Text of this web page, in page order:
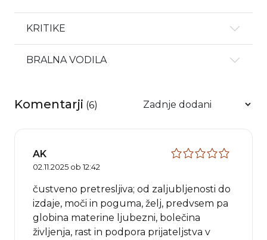
KRITIKE
BRALNA VODILA
Komentarji (6)
AK
02.11.2025 ob 12:42
čustveno pretresljiva; od zaljubljenosti do
izdaje, moči in poguma, želj, predvsem pa
globina materine ljubezni, bolečina
življenja, rast in podpora prijateljstva v